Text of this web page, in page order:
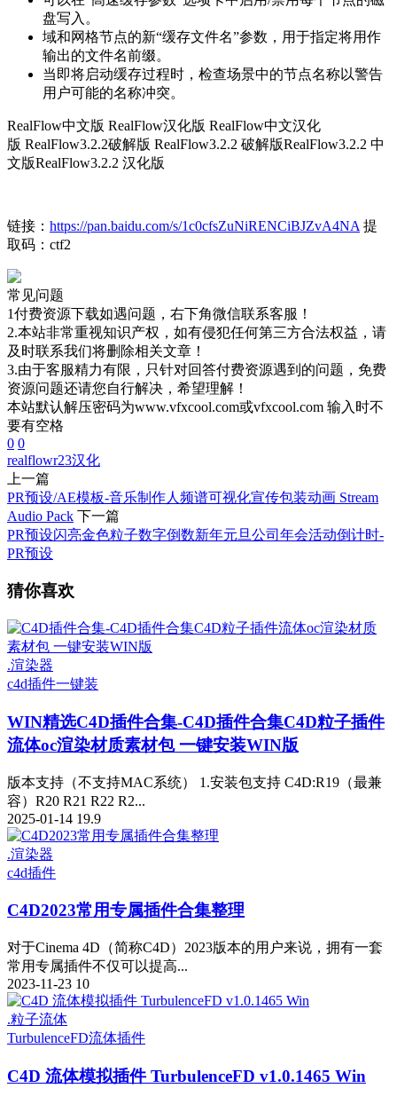
盘写入。
域和网格节点的新“缓存文件名”参数，用于指定将用作
输出的文件名前缀。
当即将启动缓存过程时，检查场景中的节点名称以警告
用户可能的名称冲突。
RealFlow中文版 RealFlow汉化版 RealFlow中文汉化
版 RealFlow3.2.2破解版 RealFlow3.2.2 破解版RealFlow3.2.2 中
文版RealFlow3.2.2 汉化版
链接： https://pan.baidu.com/s/1c0cfsZuNiRENCiBJZvA4NA 提
取码：ctf2
常见问题
1付费资源下载如遇问题，右下角微信联系客服！
2.本站非常重视知识产权，如有侵犯任何第三方合法权益，请
及时联系我们将删除相关文章！
3.由于客服精力有限，只针对回答付费资源遇到的问题，免费
资源问题还请您自行解决，希望理解！
本站默认解压密码为www.vfxcool.com或vfxcool.com 输入时不
要有空格
0 0
realflowr23汉化
上一篇
PR预设/AE模板-音乐制作人频谱可视化宣传包装动画 Stream
Audio Pack 下一篇
PR预设闪亮金色粒子数字倒数新年元旦公司年会活动倒计时-
PR预设
猜你喜欢
.渲染器
c4d插件一键装
WIN精选C4D插件合集-C4D插件合集C4D粒子插件
流体oc渲染材质素材包 一键安装WIN版
版本支持（不支持MAC系统） 1.安装包支持 C4D:R19（最兼
容）R20 R21 R22 R2...
2025-01-14 19.9
.渲染器
c4d插件
C4D2023常用专属插件合集整理
对于Cinema 4D（简称C4D）2023版本的用户来说，拥有一套
常用专属插件不仅可以提高...
2023-11-23 10
.粒子流体
TurbulenceFD流体插件
C4D 流体模拟插件 TurbulenceFD v1.0.1465 Win